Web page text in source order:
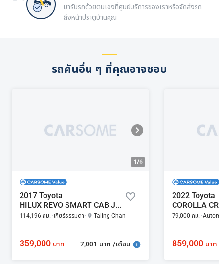
มารับรถด้วยตนเองที่ศูนย์บริการของเราหรือจัดส่งรถ
ถึงหน้าประตูบ้านคุณ
รถคันอื่น ๆ ที่คุณอาจชอบ
1/6
2017 Toyota
HILUX REVO SMART CAB J PLUS 2.4
114,196 กม. เกียร์ธรรมดา Taling Chan
359,000 บาท 7,001 บาท /เดือน
2022 Toyota
79,000 กม.
859,000 บาท